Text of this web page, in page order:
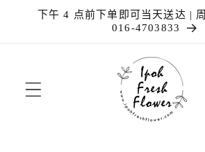
跳到内
下午 4 点前下单即可当天送达 |
016-4703833